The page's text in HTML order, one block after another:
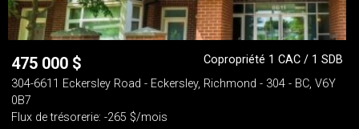
475 000 $
Copropriété 1 CAC / 1 SDB
304-6611 Eckersley Road - Eckersley, Richmond - 304 - BC, V6Y
0B7
Flux de trésorerie: -265 $/mois